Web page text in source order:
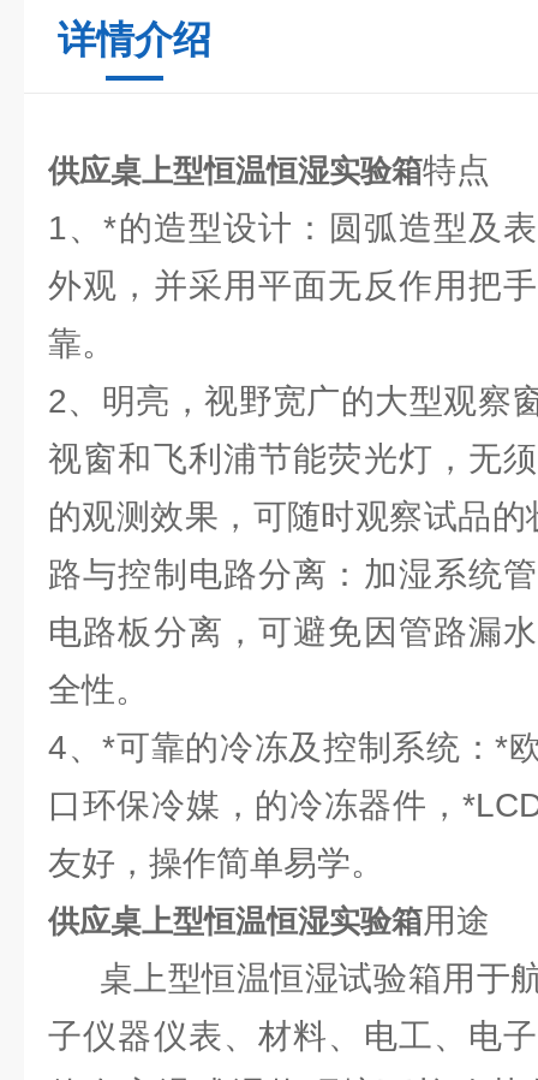
详情介绍
供应桌上型恒温恒湿实验箱特点
1、*的造型设计：圆弧造型及
外观，并采用平面无反作用把
靠。
2、明亮，视野宽广的大型观察
视窗和飞利浦节能荧光灯，无
的观测效果，可随时观察试品
路与控制电路分离：加湿系统
电路板分离，可避免因管路漏
全性。
4、*可靠的冷冻及控制系统：*
口环保冷媒，的冷冻器件，
友好，操作简单易学。
供应桌上型恒温恒湿实验箱用途
桌上型恒温恒湿试验箱用于
子仪器仪表、材料、电工、电